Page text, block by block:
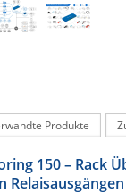
Produkte
150 – Rack